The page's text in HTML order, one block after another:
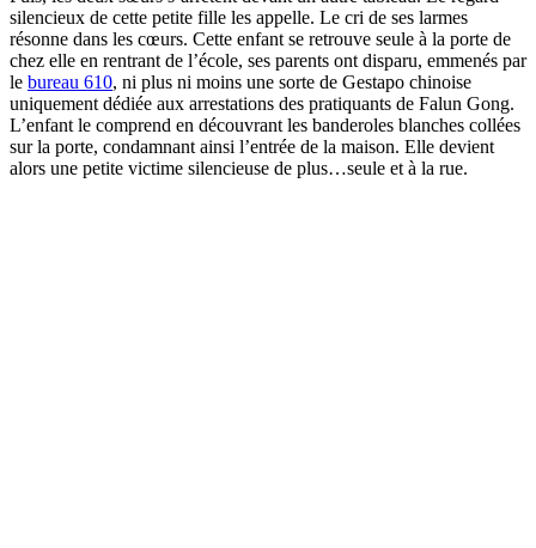
silencieux de cette petite fille les appelle. Le cri de ses larmes
résonne dans les cœurs. Cette enfant se retrouve seule à la porte de
chez elle en rentrant de l’école, ses parents ont disparu, emmenés par
le bureau 610, ni plus ni moins une sorte de Gestapo chinoise
uniquement dédiée aux arrestations des pratiquants de Falun Gong.
L’enfant le comprend en découvrant les banderoles blanches collées
sur la porte, condamnant ainsi l’entrée de la maison. Elle devient
alors une petite victime silencieuse de plus…seule et à la rue.